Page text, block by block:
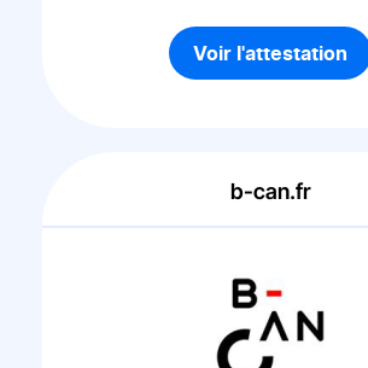
Voir l'attestation
b-can.fr